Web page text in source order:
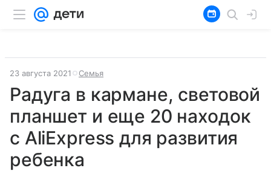
23 августа 2021 Семья
Радуга в кармане, световой
планшет и еще 20 находок
с AliExpress для развития
ребенка